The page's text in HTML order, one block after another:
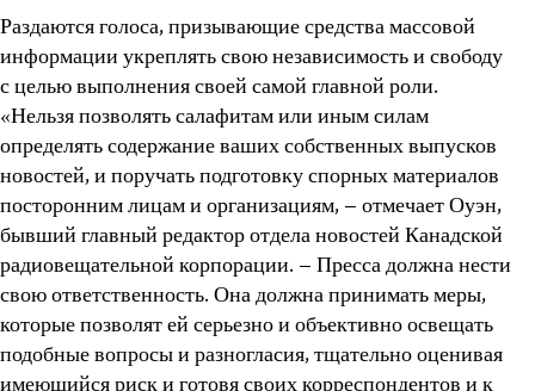
Раздаются голоса, призывающие средства массовой
информации укреплять свою независимость и свободу
с целью выполнения своей самой главной роли.
«Нельзя позволять салафитам или иным силам
определять содержание ваших собственных выпусков
новостей, и поручать подготовку спорных материалов
посторонним лицам и организациям, – отмечает Оуэн,
бывший главный редактор отдела новостей Канадской
радиовещательной корпорации. – Пресса должна нести
свою ответственность. Она должна принимать меры,
которые позволят ей серьезно и объективно освещать
подобные вопросы и разногласия, тщательно оценивая